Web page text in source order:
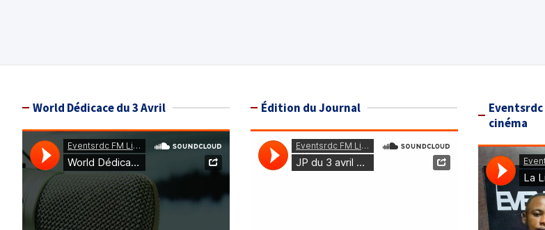
World Dédicace du 3 Avril Édition du Journal
cinéma